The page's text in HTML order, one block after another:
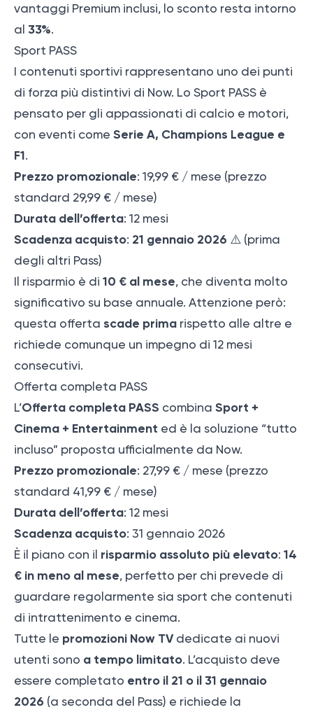
vantaggi Premium inclusi, lo sconto resta intorno
al 33%.
Sport PASS
I contenuti sportivi rappresentano uno dei punti
di forza più distintivi di Now. Lo Sport PASS è
pensato per gli appassionati di calcio e motori,
con eventi come Serie A, Champions League e
F1.
Prezzo promozionale: 19,99 € / mese (prezzo
standard 29,99 € / mese)
Durata dell’offerta: 12 mesi
Scadenza acquisto: 21 gennaio 2026 ⚠️ (prima
degli altri Pass)
Il risparmio è di 10 € al mese, che diventa molto
significativo su base annuale. Attenzione però:
questa offerta scade prima rispetto alle altre e
richiede comunque un impegno di 12 mesi
consecutivi.
Offerta completa PASS
L’Offerta completa PASS combina Sport +
Cinema + Entertainment ed è la soluzione “tutto
incluso” proposta ufficialmente da Now.
Prezzo promozionale: 27,99 € / mese (prezzo
standard 41,99 € / mese)
Durata dell’offerta: 12 mesi
Scadenza acquisto: 31 gennaio 2026
È il piano con il risparmio assoluto più elevato: 14
€ in meno al mese, perfetto per chi prevede di
guardare regolarmente sia sport che contenuti
di intrattenimento e cinema.
Tutte le promozioni Now TVdedicate ai nuovi
utenti sono a tempo limitato. L’acquisto deve
essere completato entro il 21 o il 31 gennaio
2026 (a seconda del Pass) e richiede la